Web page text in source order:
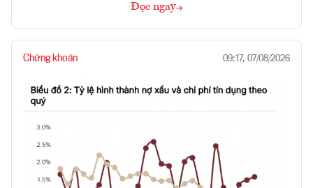
Đọc ngay
Chứng khoán 09:17, 07/08/2026